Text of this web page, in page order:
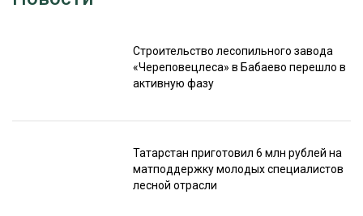
Строительство лесопильного завода
«Череповецлеса» в Бабаево перешло в
активную фазу
Татарстан приготовил 6 млн рублей на
матподдержку молодых специалистов
лесной отрасли